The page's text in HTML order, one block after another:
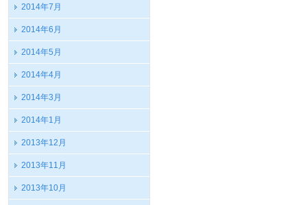
2014年7月
2014年6月
2014年5月
2014年4月
2014年3月
2014年1月
2013年12月
2013年11月
2013年10月